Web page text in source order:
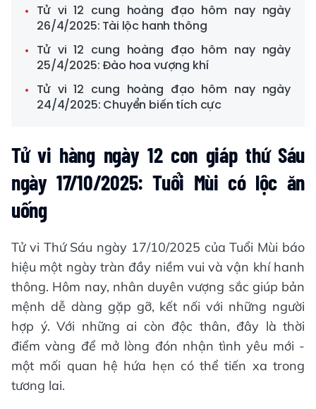
Tử vi 12 cung hoàng đạo hôm nay ngày
26/4/2025: Tài lộc hanh thông
Tử vi 12 cung hoàng đạo hôm nay ngày
25/4/2025: Đào hoa vượng khí
Tử vi 12 cung hoàng đạo hôm nay ngày
24/4/2025: Chuyển biến tích cực
Tử vi hàng ngày 12 con giáp thứ Sáu
ngày 17/10/2025: Tuổi Mùi có lộc ăn
uống
Tử vi Thứ Sáu ngày 17/10/2025 của Tuổi Mùi báo
hiệu một ngày tràn đầy niềm vui và vận khí hanh
thông. Hôm nay, nhân duyên vượng sắc giúp bản
mệnh dễ dàng gặp gỡ, kết nối với những người
hợp ý. Với những ai còn độc thân, đây là thời
điểm vàng để mở lòng đón nhận tình yêu mới -
một mối quan hệ hứa hẹn có thể tiến xa trong
tương lai.